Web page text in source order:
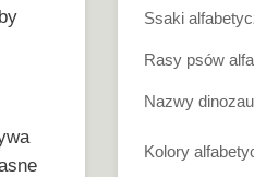
Ssaki
Rasy psów
Nazwy
Kolory